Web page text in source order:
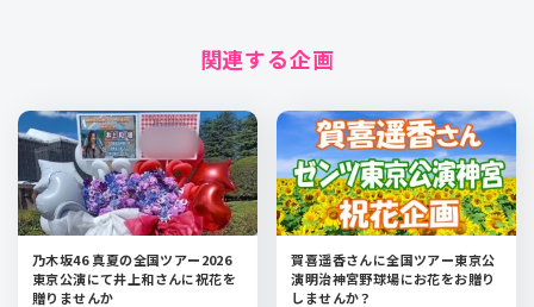
関連する企画
乃木坂46 真夏の全国ツアー2026
東京公演にて井上和さんに祝花を
贈りませんか
賀喜遥香さんに全国ツアー東京公
演明治神宮野球場にお花をお贈り
しませんか？